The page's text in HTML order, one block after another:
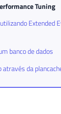
Tuning
Extended
banco de dados
através da